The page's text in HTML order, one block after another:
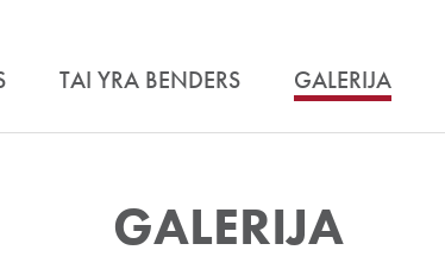
TAI YRA BENDERS GALERIJA
GALERIJA